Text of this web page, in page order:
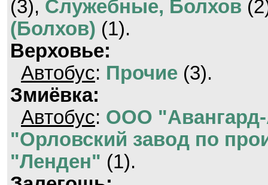
(3), Служебные, Болхов
(Болхов) (1).
Верховье:
Автобус: Прочие (3).
Змиёвка:
Автобус: ООО
"Орловский завод по
"Ленден" (1).